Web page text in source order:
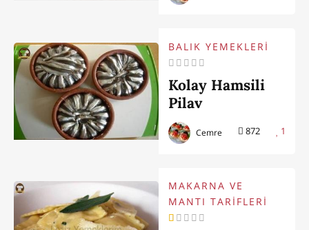
BALIK YEMEKLERİ
Kolay Hamsili
Pilav
872 1
Cemre
MAKARNA VE
MANTI TARİFLERİ